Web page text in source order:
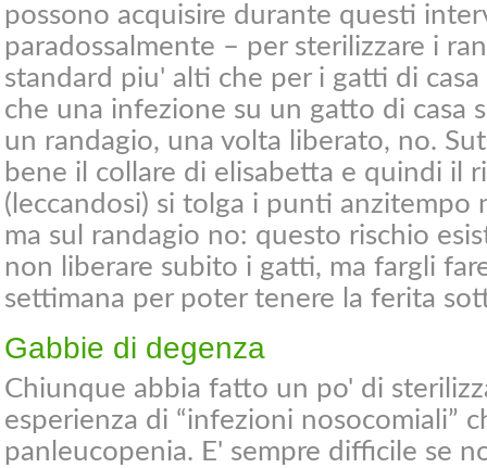
possono acquisire durante questi
paradossalmente – per sterilizzare i
standard piu' alti che per i gatti di
che una infezione su un gatto di casa
un randagio, una volta liberato, no.
bene il collare di elisabetta e quindi il
(leccandosi) si tolga i punti anzitempo
ma sul randagio no: questo rischio
non liberare subito i gatti, ma fargli
settimana per poter tenere la ferita
Gabbie di degenza
Chiunque abbia fatto un po' di
esperienza di “infezioni nosocomiali”
panleucopenia. E' sempre difficile se